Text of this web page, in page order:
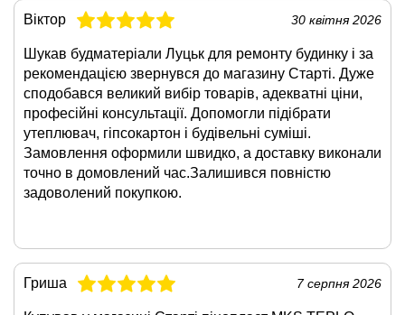
Віктор 30 квітня 2026
Шукав будматеріали Луцьк для ремонту будинку і за
рекомендацією звернувся до магазину Старті. Дуже
сподобався великий вибір товарів, адекватні ціни,
професійні консультації. Допомогли підібрати
утеплювач, гіпсокартон і будівельні суміші.
Замовлення оформили швидко, а доставку виконали
точно в домовлений час.Залишився повністю
задоволений покупкою.
Гриша 7 серпня 2026